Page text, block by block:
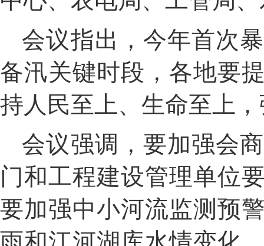
会议指出，今年首次
备汛关键时段 ，各地要
持人民至上、生命至上
会议强调，要加强会
门和工程建设管理单位
要加强中小河流监测预